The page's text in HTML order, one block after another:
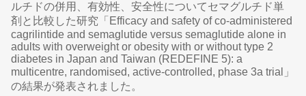
ルチドの併用、有効性、安全性についてセマグルチド単
剤と比較した研究「Efficacy and safety of co-administered
cagrilintide and semaglutide versus semaglutide alone in
adults with overweight or obesity with or without type 2
diabetes in Japan and Taiwan (REDEFINE 5): a
multicentre, randomised, active-controlled, phase 3a trial」
の結果が発表されました。